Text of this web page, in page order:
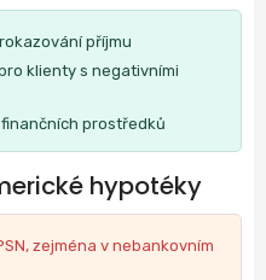
příjmu
klienty s negativními
prostředků
hypotéky
zejména v nebankovním